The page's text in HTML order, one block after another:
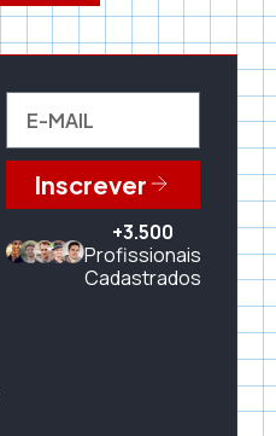
Inscrever
+3.500
Profissionais
Cadastrados